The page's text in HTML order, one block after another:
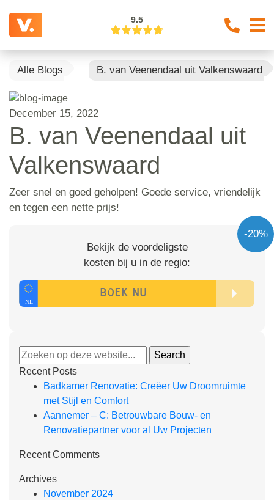
9.5
Alle Blogs B. van Veenendaal uit Valkenswaard
December 15, 2022
B. van Veenendaal uit
Valkenswaard
Zeer snel en goed geholpen! Goede service, vriendelijk
en tegen een nette prijs!
-20%
Bekijk de voordeligste
kosten bij u in de regio:
Recent Posts
Badkamer Renovatie: Creëer Uw Droomruimte
met Stijl en Comfort
Aannemer – C: Betrouwbare Bouw- en
Renovatiepartner voor al Uw Projecten
Recent Comments
Archives
November 2024